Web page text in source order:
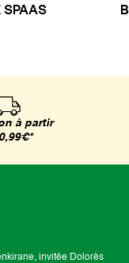
SPAAS
à partir
invitée Dolorès